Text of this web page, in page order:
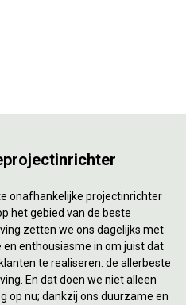
onafhankelijke projectinrichter
het gebied van de beste
zetten we ons dagelijks met
en enthousiasme in om juist dat
te realiseren: de allerbeste
En dat doen we niet alleen
op nu; dankzij ons duurzame en